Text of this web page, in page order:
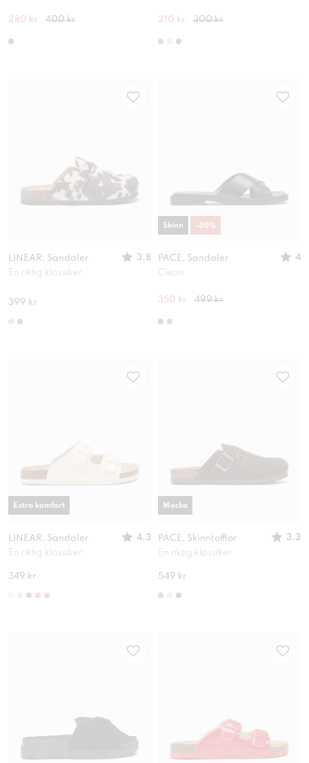
280 kr 400 kr 210 kr 300 kr
LINEAR, Sandaler
3.8
En riktig klassiker
399 kr
PACE, Sandaler
4
Clean
350 kr 499 kr
Skinn -30%
LINEAR, Sandaler
4.3
En riktig klassiker
349 kr
Extra komfort
PACE, Skinntofflor
3.3
En riktig klassiker
549 kr
Mocka